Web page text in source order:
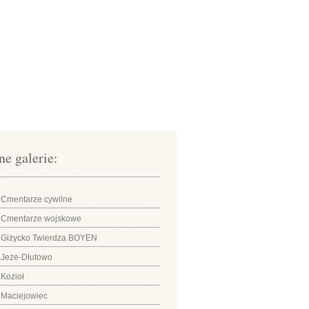
galerie:
Cmentarze cywilne
Cmentarze wojskowe
Giżycko Twierdza BOYEN
Jeże-Dłutowo
Kozioł
Maciejowiec